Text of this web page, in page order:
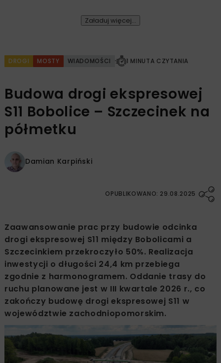
Załaduj więcej...
DROGI MOSTY WIADOMOŚCI 1 MINUTA CZYTANIA
Budowa drogi ekspresowej
S11 Bobolice – Szczecinek na
półmetku
Damian Karpiński
OPUBLIKOWANO: 29.08.2025
Zaawansowanie prac przy budowie odcinka
drogi ekspresowej S11 między Bobolicami a
Szczecinkiem przekroczyło 50%. Realizacja
inwestycji o długości 24,4 km przebiega
zgodnie z harmonogramem. Oddanie trasy do
ruchu planowane jest w III kwartale 2026 r., co
zakończy budowę drogi ekspresowej S11 w
województwie zachodniopomorskim.